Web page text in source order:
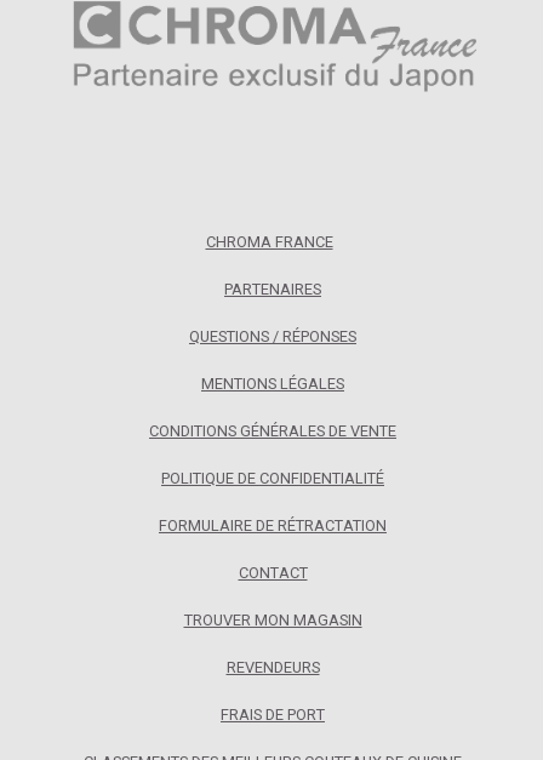
CHROMA FRANCE
PARTENAIRES
QUESTIONS / RÉPONSES
MENTIONS LÉGALES
CONDITIONS GÉNÉRALES DE VENTE
POLITIQUE DE CONFIDENTIALITÉ
FORMULAIRE DE RÉTRACTATION
CONTACT
TROUVER MON MAGASIN
REVENDEURS
FRAIS DE PORT